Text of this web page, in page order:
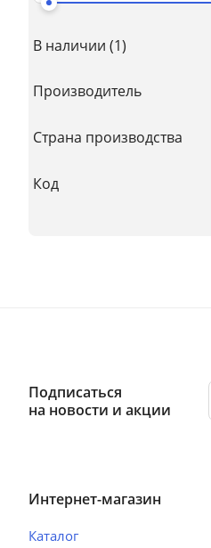
В наличии (1)
Производитель
Страна производства
Код
Подписаться
на новости и акции
Интернет-магазин
Каталог